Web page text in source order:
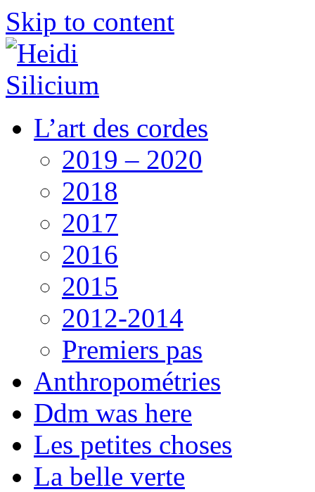
Skip to content
L’art des cordes
2019 – 2020
2018
2017
2016
2015
2012-2014
Premiers pas
Anthropométries
Ddm was here
Les petites choses
La belle verte